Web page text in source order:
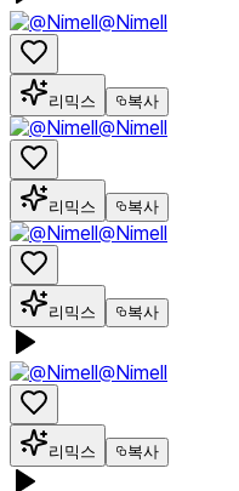
@Nimell
리믹스 복사
@Nimell
리믹스 복사
@Nimell
리믹스 복사
@Nimell
리믹스 복사